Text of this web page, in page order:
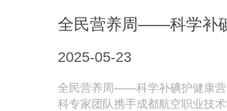
全民营养周——科学补
2025-05-23
全民营养周——科学补碘护健康营
科专家团队携手成都航空职业技